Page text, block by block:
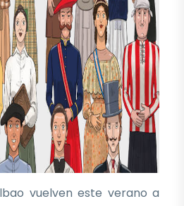
vuelven este verano a